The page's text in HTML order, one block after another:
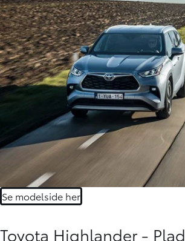
Se modelside her
Toyota Highlander -